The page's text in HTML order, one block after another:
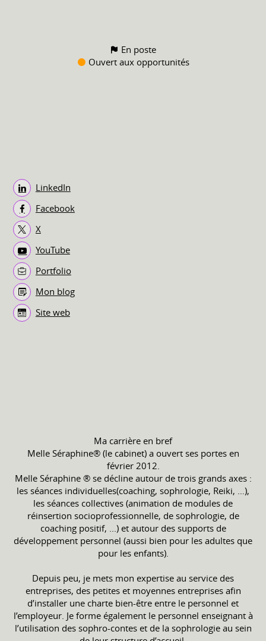
En poste
Ouvert aux opportunités
LinkedIn
Facebook
X
YouTube
Portfolio
Mon blog
Site web
Ma carrière en bref
Melle Séraphine® (le cabinet) a ouvert ses portes en
février 2012.
Melle Séraphine ® se décline autour de trois grands axes :
les séances individuelles(coaching, sophrologie, Reiki, …),
les séances collectives (animation de modules de
réinsertion socioprofessionnelle, de sophrologie, de
coaching positif, ...) et autour des supports de
développement personnel (aussi bien pour les adultes que
pour les enfants).
Depuis peu, je mets mon expertise au service des
entreprises, des petites et moyennes entreprises afin
d’installer une charte bien-être entre le personnel et
l’employeur. Je forme également le personnel enseignant à
l’utilisation des sophro-contes et de la sophrologie au sein